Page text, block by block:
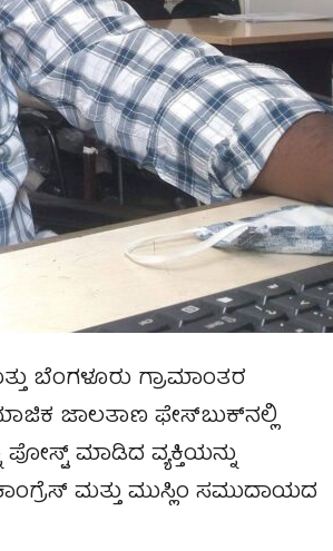
ಬೆಂಗಳೂರು ಗ್ರಾಮಾಂತರ
ಜಾಲತಾಣ ಫೇಸ್‌ಬುಕ್‌ನಲ್ಲಿ
ಮಾಡಿದ ವ್ಯಕ್ತಿಯನ್ನು
ಮತ್ತು ಮುಸ್ಲಿಂ ಸಮುದಾಯದ